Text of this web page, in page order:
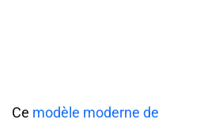
Ce modèle moderne de